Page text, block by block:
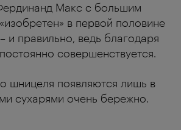
Макс с большим
в первой половине
и правильно, ведь благодаря
совершенствуется.
шницеля появляются лишь в
сухарями очень бережно.